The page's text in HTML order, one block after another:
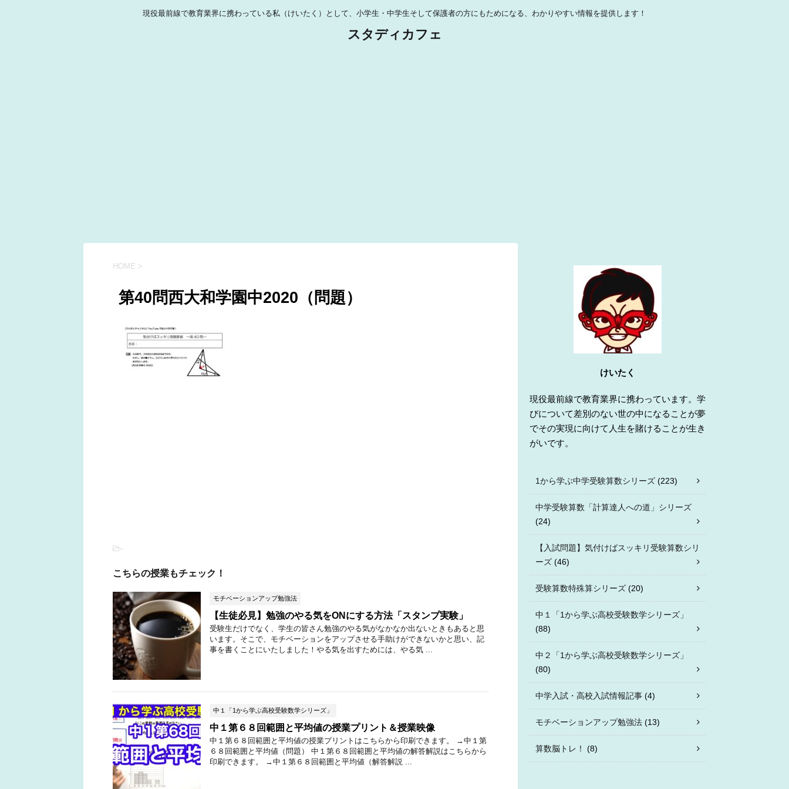
現役最前線で教育業界に携わっている私（けいたく）として、小学生・中学生そして保護者の方にもためになる、わかりやすい情報を提供します！
スタディカフェ
HOME >
第40問西大和学園中2020（問題）
-
こちらの授業もチェック！
モチベーションアップ勉強法
【生徒必見】勉強のやる気をONにする方法「スタンプ実験」
受験生だけでなく、学生の皆さん勉強のやる気がなかなか出ないときもあると思
います。そこで、モチベーションをアップさせる手助けができないかと思い、記
事を書くことにいたしました！やる気を出すためには、やる気 ...
中１「1から学ぶ高校受験数学シリーズ」
中１第６８回範囲と平均値の授業プリント＆授業映像
中１第６８回範囲と平均値の授業プリントはこちらから印刷できます。 →中１第
６８回範囲と平均値（問題） 中１第６８回範囲と平均値の解答解説はこちらから
印刷できます。 →中１第６８回範囲と平均値（解答解説 ...
けいたく
現役最前線で教育業界に携わっています。学
びについて差別のない世の中になることが夢
でその実現に向けて人生を賭けることが生き
がいです。
1から学ぶ中学受験算数シリーズ (223)
中学受験算数「計算達人への道」シリーズ
(24)
【入試問題】気付けばスッキリ受験算数シリ
ーズ (46)
受験算数特殊算シリーズ (20)
中１「1から学ぶ高校受験数学シリーズ」
(88)
中２「1から学ぶ高校受験数学シリーズ」
(80)
中学入試・高校入試情報記事 (4)
モチベーションアップ勉強法 (13)
算数脳トレ！ (8)